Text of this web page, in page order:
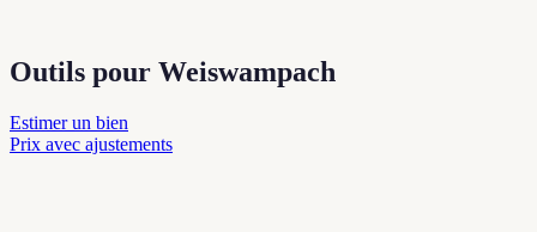
Outils pour Weiswampach
Estimer un bien
Prix avec ajustements